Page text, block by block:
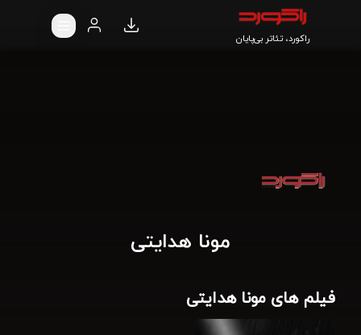
راکورد، تئاتر بی‌پایان
مونا هدایتی
فیلم های مونا هدایتی